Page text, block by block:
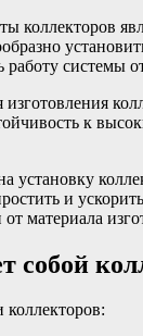
коллекторов
работу системы
изготовления
к
установку
и
материала
собой